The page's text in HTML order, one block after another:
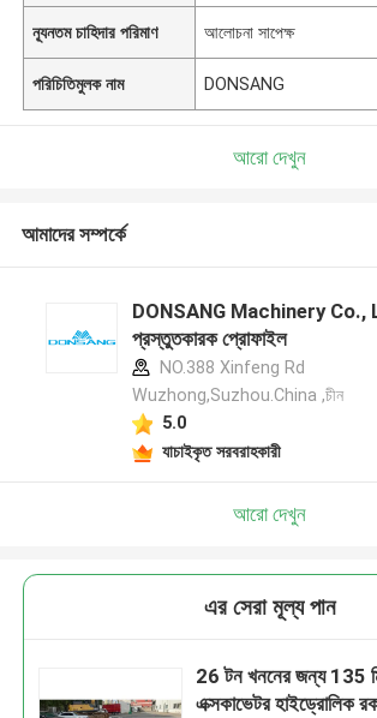
ন্যূনতম চাহিদার পরিমাণ আলোচনা সাপেক্ষ
পরিচিতিমুলক নাম DONSANG
আরো দেখুন
আমাদের সম্পর্কে
DONSANG Machinery Co.,
প্রস্তুতকারক প্রোফাইল
NO.388 Xinfeng Rd
Wuzhong,Suzhou.China ,চীন
5.0
যাচাইকৃত সরবরাহকারী
আরো দেখুন
এর সেরা মূল্য পান
26 টন খননের জন্য 135
এক্সকাভেটর হাইড্রোলিক রক